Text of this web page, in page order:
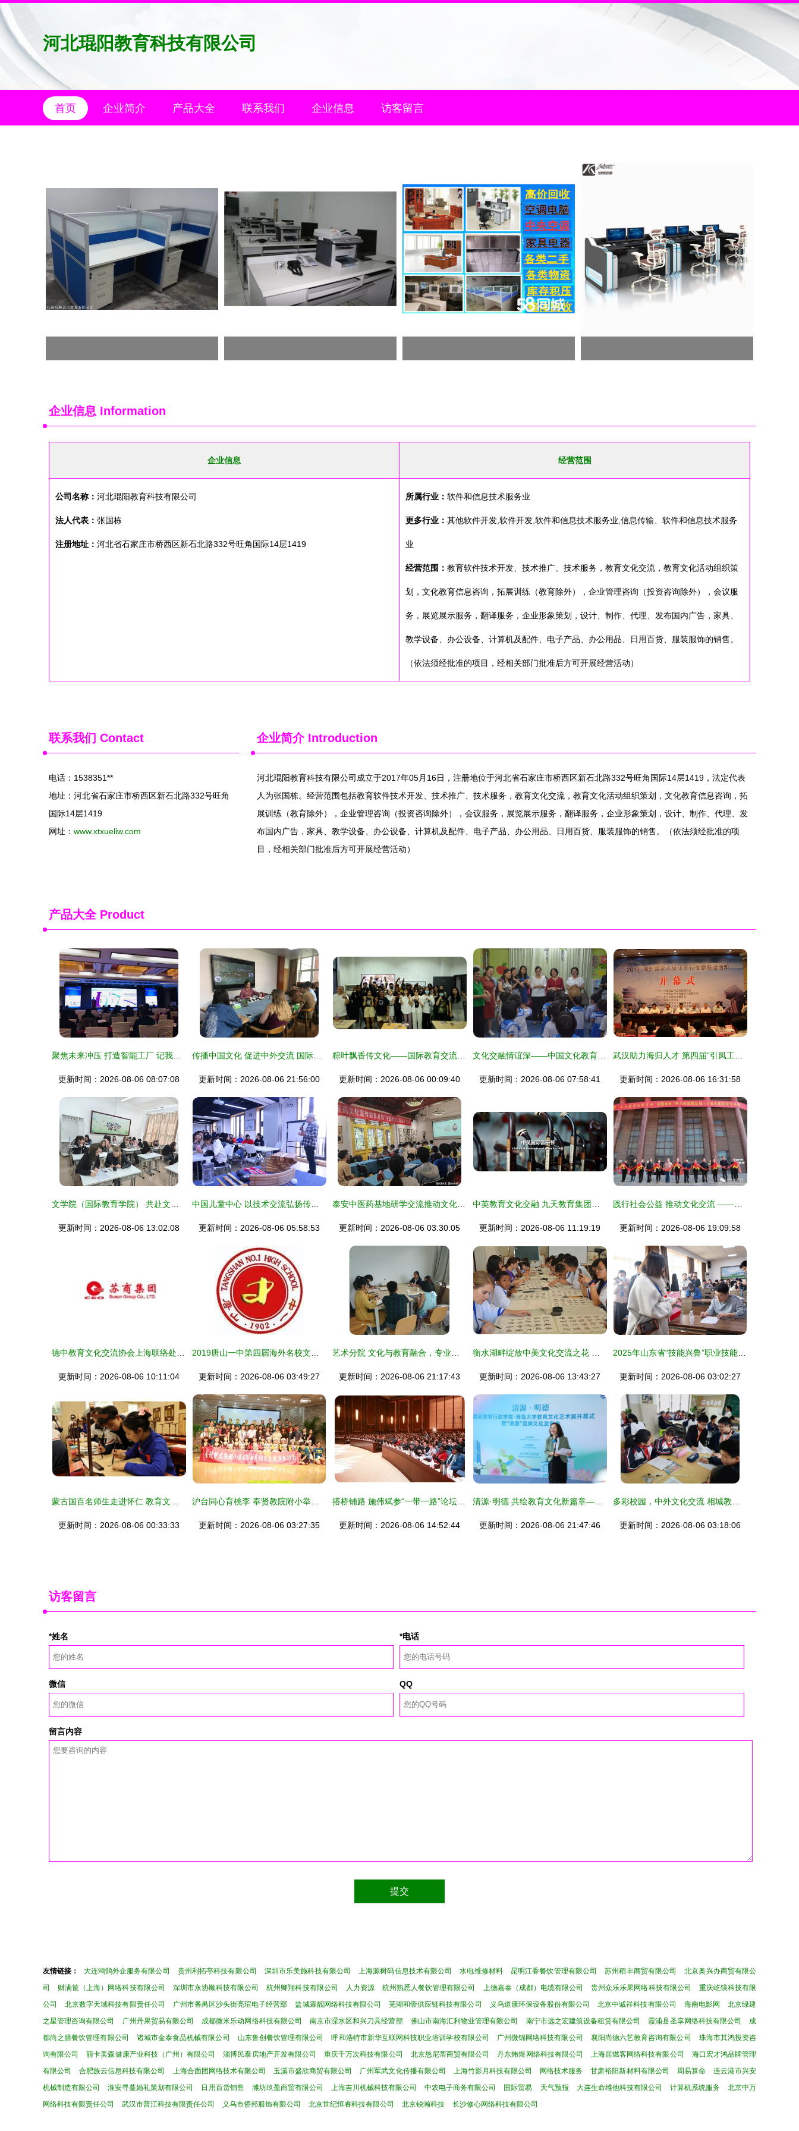
河北琨阳教育科技有限公司
首页 企业简介 产品大全 联系我们 企业信息 访客留言
企业信息 Information
企业信息 经营范围
公司名称： 河北琨阳教育科技有限公司
法人代表： 张国栋
注册地址： 河北省石家庄市桥西区新石北路332号旺角国际14层1419
所属行业： 软件和信息技术服务业
更多行业： 其他软件开发,软件开发,软件和信息技术服务业,信息传输、软件和信息技术服务
业
经营范围： 教育软件技术开发、技术推广、技术服务，教育文化交流，教育文化活动组织策
划，文化教育信息咨询，拓展训练（教育除外），企业管理咨询（投资咨询除外），会议服
务，展览展示服务，翻译服务，企业形象策划，设计、制作、代理、发布国内广告，家具、
教学设备、办公设备、计算机及配件、电子产品、办公用品、日用百货、服装服饰的销售。
（依法须经批准的项目，经相关部门批准后方可开展经营活动）
联系我们 Contact
电话：1538351**
地址：河北省石家庄市桥西区新石北路332号旺角
国际14层1419
网址： www.xtxueliw.com
企业简介Introduction
河北琨阳教育科技有限公司成立于2017年05月16日，注册地位于河北省石家庄市桥西区新石北路332号旺角国际14层1419，法定代表
人为张国栋。经营范围包括教育软件技术开发、技术推广、技术服务，教育文化交流，教育文化活动组织策划，文化教育信息咨询，拓
展训练（教育除外），企业管理咨询（投资咨询除外），会议服务，展览展示服务，翻译服务，企业形象策划，设计、制作、代理、发
布国内广告，家具、教学设备、办公设备、计算机及配件、电子产品、办公用品、日用百货、服装服饰的销售。（依法须经批准的项
目，经相关部门批准后方可开展经营活动）
产品大全Product
更新时间：2026-08-06 08:07:08 更新时间：2026-08-06 21:56:00 更新时间：2026-08-06 00:09:40 更新时间：2026-08-06 07:58:41 更新时间：2026-08-06 16:31:58
更新时间：2026-08-06 13:02:08 更新时间：2026-08-06 05:58:53 更新时间：2026-08-06 03:30:05 更新时间：2026-08-06 11:19:19 更新时间：2026-08-06 19:09:58
更新时间：2026-08-06 10:11:04 更新时间：2026-08-06 03:49:27 更新时间：2026-08-06 21:17:43 更新时间：2026-08-06 13:43:27 更新时间：2026-08-06 03:02:27
更新时间：2026-08-06 00:33:33 更新时间：2026-08-06 03:27:35 更新时间：2026-08-06 14:52:44 更新时间：2026-08-06 21:47:46 更新时间：2026-08-06 03:18:06
访客留言
*姓名 *电话
微信 QQ
留言内容
友情链接： 大连鸿鹄外企服务有限公司 贵州利拓亭科技有限公司 深圳市乐美施科技有限公司 上海源树码信息技术有限公司 水电维修材料 昆明江香餐饮管理有限公司 苏州稻丰商贸有限公司
北京奥兴办商贸有限公
司
财满筐（上海）网络科技有限公司 深圳市永协顺科技有限公司 杭州卿翔科技有限公司 人力资源 杭州熟悉人餐饮管理有限公司 上德嘉泰（成都）电缆有限公司 贵州众乐乐果网络科技有限公司
重庆屹镁科技有限
公司
北京数字天域科技有限责任公司 广州市番禺区沙头街亮瑄电子经营部 盐城霖靓网络科技有限公司 芜湖和壹供应链科技有限公司 义乌道康环保设备股份有限公司 北京中诚祥科技有限公司 海南电影网
北京绿建
之星管理咨询有限公司
广州丹果贸易有限公司 成都微米乐动网络科技有限公司 南京市溧水区和兴刀具经营部 佛山市南海汇利物业管理有限公司 南宁市远之宏建筑设备租赁有限公司 霞浦县圣享网络科技有限公司
成
都尚之膳餐饮管理有限公司
诸城市金泰食品机械有限公司 山东鲁创餐饮管理有限公司 呼和浩特市新华互联网科技职业培训学校有限公司 广州微锦网络科技有限公司 襄阳尚德六艺教育咨询有限公司
珠海市其鸿投资咨
询有限公司
丽卡美森健康产业科技（广州）有限公司 淄博民泰房地产开发有限公司 重庆千万次科技有限公司 北京恳尼蒂商贸有限公司 丹东炜煜网络科技有限公司 上海居燃客网络科技有限公司
海口宏才鸿品牌管理
有限公司
合肥族云信息科技有限公司 上海合面团网络技术有限公司 玉溪市盛欣商贸有限公司 广州军武文化传播有限公司 上海竹影月科技有限公司 网络技术服务 甘肃裕阳新材料有限公司 周易算命
连云港市兴安
机械制造有限公司
淮安寻蔓婚礼策划有限公司 日用百货销售 潍坊玖盈商贸有限公司 上海吉川机械科技有限公司 中农电子商务有限公司 国际贸易 天气预报 大连生命维他科技有限公司 计算机系统服务
北京中万
网络科技有限责任公司
武汉市普江科技有限责任公司 义乌市侨邦服饰有限公司 北京世纪恒睿科技有限公司 北京锐瀚科技 长沙修心网络科技有限公司